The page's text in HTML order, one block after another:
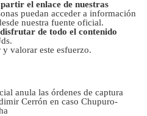
el enlace de nuestras
puedan acceder a información
nuestra fuente oficial.
de todo el contenido
valorar este esfuerzo.
anula las órdenes de captura
Cerrón en caso Chupuro-